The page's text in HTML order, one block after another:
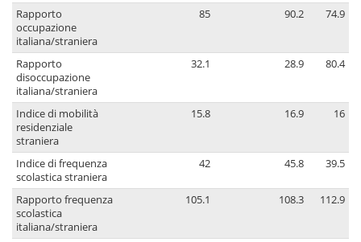
Rapporto
occupazione
italiana/straniera
85 90.2 74.9
Rapporto
disoccupazione
italiana/straniera
32.1 28.9 80.4
Indice di mobilità
residenziale
straniera
15.8 16.9 16
Indice di frequenza
scolastica straniera
42 45.8 39.5
Rapporto frequenza
scolastica
italiana/straniera
105.1 108.3 112.9